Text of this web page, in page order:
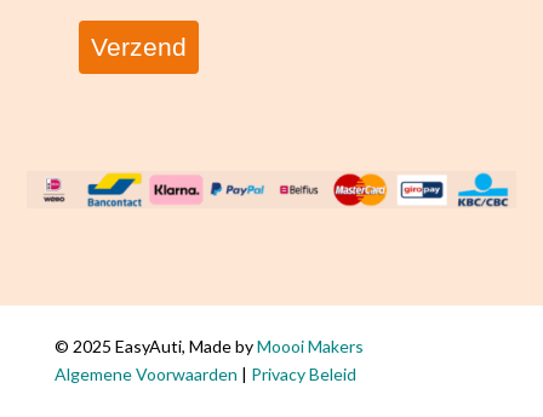
Verzend
© 2025 EasyAuti, Made byMoooi Makers
Algemene Voorwaarden | Privacy Beleid